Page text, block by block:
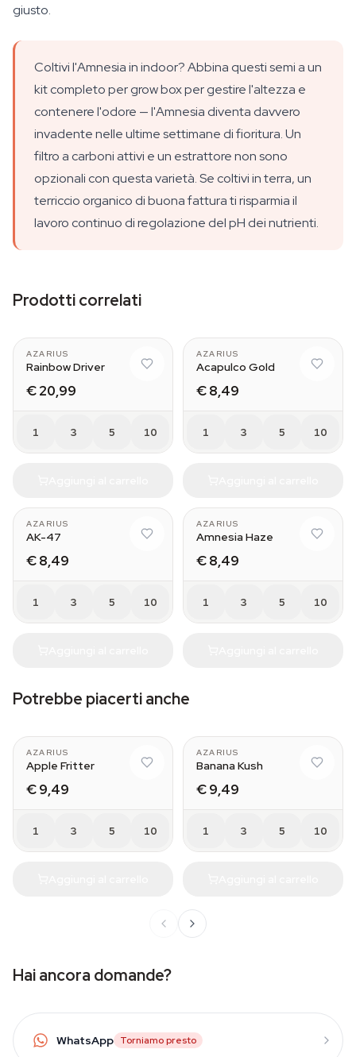
giusto.
Coltivi l'Amnesia in indoor? Abbina questi semi a un
kit completo per grow box per gestire l'altezza e
contenere l'odore — l'Amnesia diventa davvero
invadente nelle ultime settimane di fioritura. Un
filtro a carboni attivi e un estrattore non sono
opzionali con questa varietà. Se coltivi in terra, un
terriccio organico di buona fattura ti risparmia il
lavoro continuo di regolazione del pH dei nutrienti.
Prodotti correlati
AZARIUS
Rainbow Driver
€ 20,99
1 3 5 10
AZARIUS
Acapulco Gold
€ 8,49
1 3 5 10
AZARIUS
AK-47
€ 8,49
1 3 5 10
AZARIUS
Amnesia Haze
€ 8,49
1 3 5 10
Potrebbe piacerti anche
AZARIUS
Apple Fritter
€ 9,49
1 3 5 10
AZARIUS
Banana Kush
€ 9,49
1 3 5 10
Hai ancora domande?
WhatsApp Torniamo presto